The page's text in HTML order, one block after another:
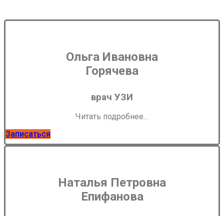
Ольга Ивановна
Горячева
врач УЗИ
Читать подробнее…
Записаться
Наталья Петровна
Епифанова